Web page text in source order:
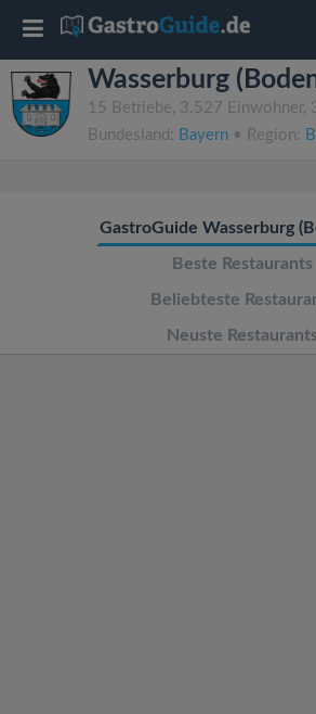
Wasserburg
15 Betriebe, 3.527 Einwohner,
Bundesland: Bayern • Region:
GastroGuide Wasserburg
Beste Restaurants
Beliebteste
Neuste Restaurants
T
o
g